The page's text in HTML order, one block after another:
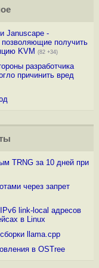
Januscape -
получить
KVM (82 +34)
разработчика
причинить вред
TRNG за 10 дней при
через запрет
link-local адресов
в Linux
llama.cpp
в OSTree